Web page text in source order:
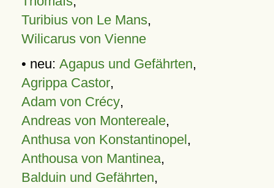
Turibius von Le Mans,
Wilicarus von Vienne
• neu: Agapus und Gefährten,
Agrippa Castor,
Adam von Crécy,
Andreas von Montereale,
Anthusa von Konstantinopel,
Anthousa von Mantinea,
Balduin und Gefährten,